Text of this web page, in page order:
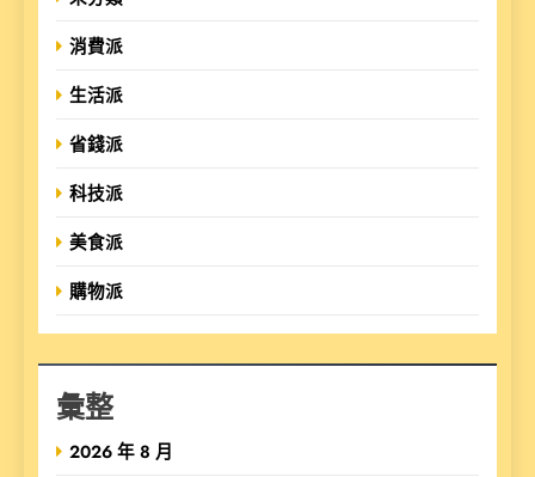
消費派
生活派
省錢派
科技派
美食派
購物派
彙整
2026 年 8 月